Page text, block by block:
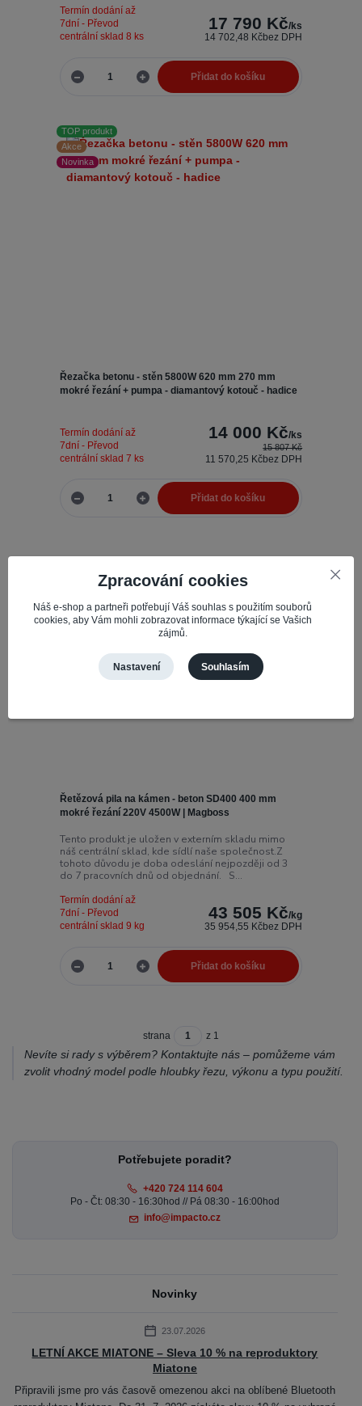
17 790 Kč/ks
14 702,48 Kčbez DPH
Termín dodání až
7dní - Převod
centrální sklad 8 ks
Přidat do košíku
TOP produkt
Akce
Novinka
Řezačka betonu - stěn 5800W 620 mm 270 mm
mokré řezání + pumpa - diamantový kotouč - hadice
15 807 Kč
14 000 Kč/ks
11 570,25 Kčbez DPH
Termín dodání až
7dní - Převod
centrální sklad 7 ks
Přidat do košíku
Řetězová pila na kámen - beton SD400 400 mm
mokré řezání 220V 4500W | Magboss
Tento produkt je uložen v externím skladu mimo
náš centrální sklad, kde sídlí naše společnost.Z
tohoto důvodu je doba odeslání nejpozději od 3
do 7 pracovních dnů od objednání. S...
43 505 Kč/kg
35 954,55 Kčbez DPH
Termín dodání až
7dní - Převod
centrální sklad 9 kg
Přidat do košíku
strana z 1
Nevíte si rady s výběrem? Kontaktujte nás – pomůžeme vám
zvolit vhodný model podle hloubky řezu, výkonu a typu použití.
Potřebujete poradit?
+420 724 114 604
Po - Čt: 08:30 - 16:30hod // Pá 08:30 - 16:00hod
info@impacto.cz
Novinky
23.07.2026
LETNÍ AKCE MIATONE – Sleva 10 % na reproduktory
Miatone
Připravili jsme pro vás časově omezenou akci na oblíbené Bluetooth
Zpracování cookies
Náš e-shop a partneři potřebují Váš souhlas s použitím souborů
cookies, aby Vám mohli zobrazovat informace týkající se Vašich
zájmů.
Nastavení Souhlasím